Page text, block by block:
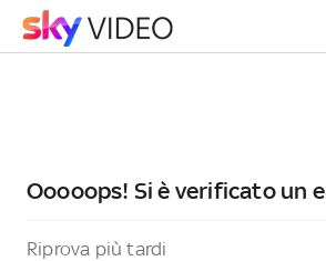
Ooooops! Si è verificato un
Riprova più tardi